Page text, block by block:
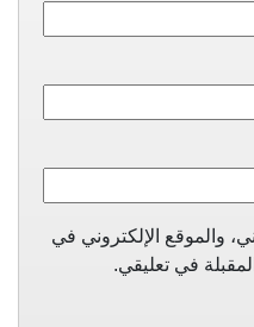
والموقع الإلكتروني في
في تعليقي.